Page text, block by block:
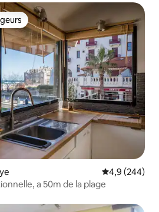
les plus appréciés
Évaluation
4,9 (244)
a 50m de la plage